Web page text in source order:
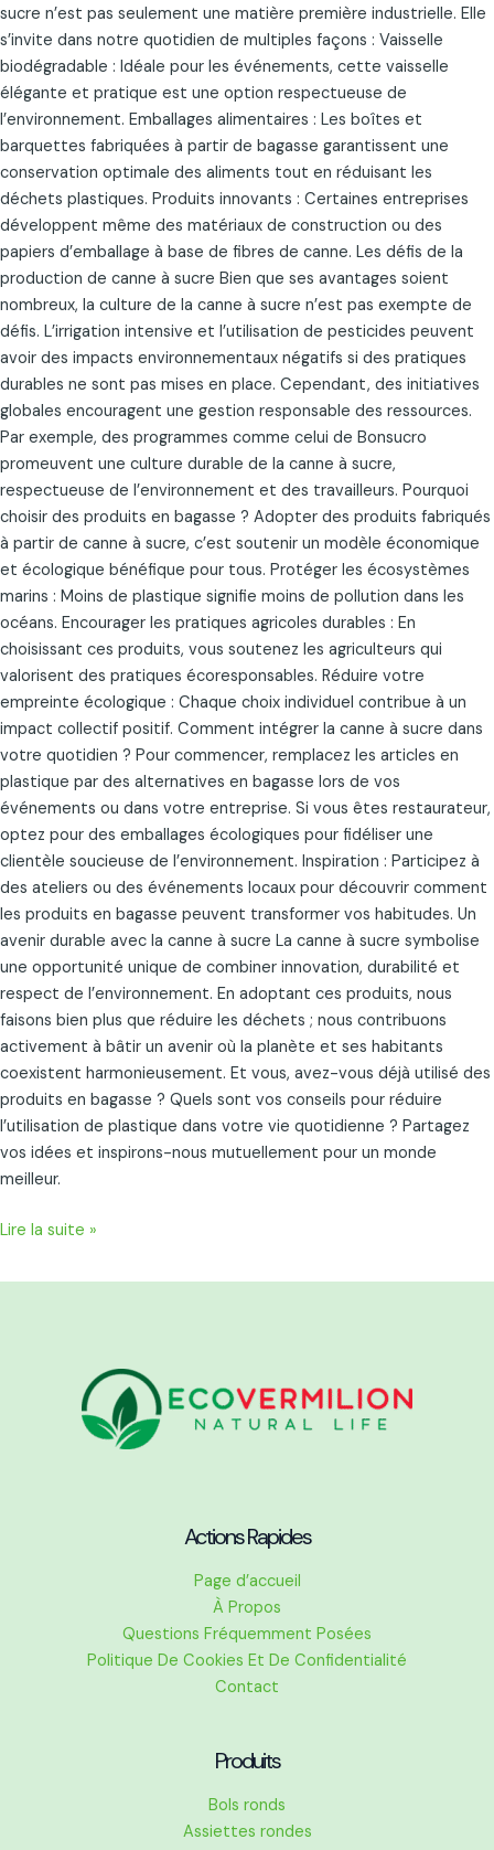
sucre n’est pas seulement une matière première industrielle. Elle
s’invite dans notre quotidien de multiples façons : Vaisselle
biodégradable : Idéale pour les événements, cette vaisselle
élégante et pratique est une option respectueuse de
l’environnement. Emballages alimentaires : Les boîtes et
barquettes fabriquées à partir de bagasse garantissent une
conservation optimale des aliments tout en réduisant les
déchets plastiques. Produits innovants : Certaines entreprises
développent même des matériaux de construction ou des
papiers d’emballage à base de fibres de canne. Les défis de la
production de canne à sucre Bien que ses avantages soient
nombreux, la culture de la canne à sucre n’est pas exempte de
défis. L’irrigation intensive et l’utilisation de pesticides peuvent
avoir des impacts environnementaux négatifs si des pratiques
durables ne sont pas mises en place. Cependant, des initiatives
globales encouragent une gestion responsable des ressources.
Par exemple, des programmes comme celui de Bonsucro
promeuvent une culture durable de la canne à sucre,
respectueuse de l’environnement et des travailleurs. Pourquoi
choisir des produits en bagasse ? Adopter des produits fabriqués
à partir de canne à sucre, c’est soutenir un modèle économique
et écologique bénéfique pour tous. Protéger les écosystèmes
marins : Moins de plastique signifie moins de pollution dans les
océans. Encourager les pratiques agricoles durables : En
choisissant ces produits, vous soutenez les agriculteurs qui
valorisent des pratiques écoresponsables. Réduire votre
empreinte écologique : Chaque choix individuel contribue à un
impact collectif positif. Comment intégrer la canne à sucre dans
votre quotidien ? Pour commencer, remplacez les articles en
plastique par des alternatives en bagasse lors de vos
événements ou dans votre entreprise. Si vous êtes restaurateur,
optez pour des emballages écologiques pour fidéliser une
clientèle soucieuse de l’environnement. Inspiration : Participez à
des ateliers ou des événements locaux pour découvrir comment
les produits en bagasse peuvent transformer vos habitudes. Un
avenir durable avec la canne à sucre La canne à sucre symbolise
une opportunité unique de combiner innovation, durabilité et
respect de l’environnement. En adoptant ces produits, nous
faisons bien plus que réduire les déchets ; nous contribuons
activement à bâtir un avenir où la planète et ses habitants
coexistent harmonieusement. Et vous, avez-vous déjà utilisé des
produits en bagasse ? Quels sont vos conseils pour réduire
l’utilisation de plastique dans votre vie quotidienne ? Partagez
vos idées et inspirons-nous mutuellement pour un monde
meilleur.
Lire la suite »
Actions Rapides
Page d’accueil
À Propos
Questions Fréquemment Posées
Politique De Cookies Et De Confidentialité
Contact
Produits
Bols ronds
Assiettes rondes